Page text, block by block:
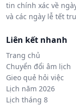
tin chính xác về
và các ngày lễ tết
Liên kết nhanh
Trang chủ
Chuyển đổi âm lịch
Gieo quẻ hỏi việc
Lịch năm 2026
Lịch tháng 8